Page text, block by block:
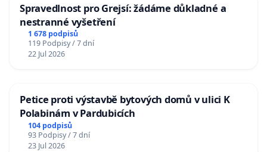
Spravedlnost pro Grejsí: žádáme důkladné a
nestranné vyšetření
1 678 podpisů
119 Podpisy / 7 dní
22 Jul 2026
Petice proti výstavbě bytových domů v ulici K
Polabinám v Pardubicích
104 podpisů
93 Podpisy / 7 dní
23 Jul 2026